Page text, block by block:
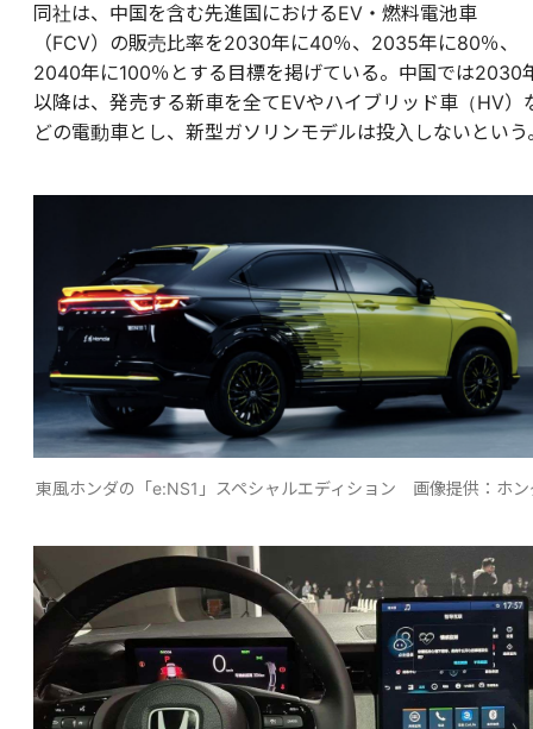
同社は、中国を含む先進国におけるEV・燃料電池車
（FCV）の販売比率を2030年に40％、2035年に80％、
2040年に100％とする目標を掲げている。中国では2030
以降は、発売する新車を全てEVやハイブリッド車（HV）
どの電動車とし、新型ガソリンモデルは投入しないという
東風ホンダの「e:NS1」スペシャルエディション 画像提供：ホン